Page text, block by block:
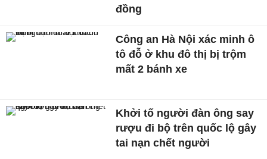
đồng
Công an Hà Nội xác minh ô
tô đỗ ở khu đô thị bị trộm
mất 2 bánh xe
Khởi tố người đàn ông say
rượu đi bộ trên quốc lộ gây
tai nạn chết người